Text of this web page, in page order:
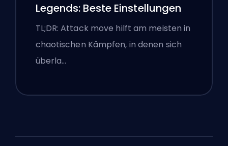
Legends: Beste Einstellungen
TL;DR: Attack move hilft am meisten in
chaotischen Kämpfen, in denen sich
überla…